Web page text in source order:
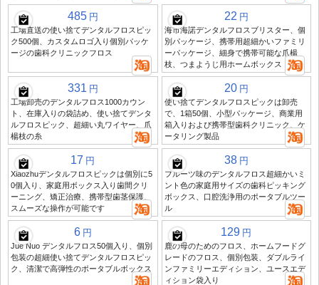
485 円
工場直送の使い捨てデンタルフロスピッ
ク500個、カスタムロゴ入り個別パッケ
ージの歯科クリニックフロス
22 円
海市海諾デンタルフロスブリスター、個
別パッケージ、携帯用超細かいファミリ
ーパッケージ、細身で携帯可能な爪楊
枝、つまようじ用ホームボックス
331 円
工場卸売のデンタルフロス1000カウン
ト、在庫入りの袋詰め、使い捨てデンタ
ルフロスピック、超細い丸ワイヤー、爪
楊枝の糸
20 円
使い捨てデンタルフロスピックは卸売
で、1箱50個、小型パッケージ、商業用
箱入りおよび携帯型歯科クリニック、ケ
ータリング製品
17 円
Xiaozhuデンタルフロスピックは個別に5
0個入り、家庭用ボックス入り歯間クリ
ーニング、矯正治療、携帯型歯茎保護、
スムーズな操作が可能です
38 円
フルーツ味のデンタルフロス超細かいミ
ント色の家庭用サイズの歯科ピッキング
ボックス、口腔洗浄用のポータブルツー
ル
6 円
Jue Nuo デンタルフロス50個入り、個別
包装の超細使い捨てデンタルフロスピッ
ク、清潔で高弾性のポータブルボックス
129 円
鹿の母のためのフロス、ホームフードグ
レードのフロス、個別包装、ダブルライ
ンファミリーエディション、ユースエデ
ィション袋入り